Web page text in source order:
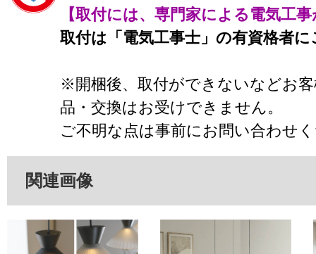
【取付には、専門家による電気工
取付は「電気工事士」の有資格者
※開梱後、取付ができないなどお
品・交換はお受けできません。
ご不明な点は事前にお問い合わせ
関連画像